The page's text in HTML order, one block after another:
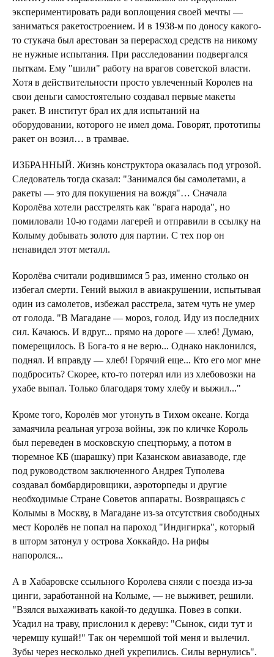
экспериментировать ради воплощения своей мечты —
заниматься ракетостроением. И в 1938-м по доносу какого-
то стукача был арестован за перерасход средств на никому
не нужные испытания. При расследовании подвергался
пыткам. Ему "шили" работу на врагов советской власти.
Хотя в действительности просто увлеченный Королев на
свои деньги самостоятельно создавал первые макеты
ракет. В институт брал их для испытаний на
оборудовании, которого не имел дома. Говорят, прототипы
ракет он возил… в трамвае.
ИЗБРАННЫЙ. Жизнь конструктора оказалась под угрозой.
Следователь тогда сказал: "Занимался бы самолетами, а
ракеты — это для покушения на вождя"… Сначала
Королёва хотели расстрелять как "врага народа", но
помиловали 10-ю годами лагерей и отправили в ссылку на
Колыму добывать золото для партии. С тех пор он
ненавидел этот металл.
Королёва считали родившимся 5 раз, именно столько он
избегал смерти. Гений выжил в авиакрушении, испытывая
один из самолетов, избежал расстрела, затем чуть не умер
от голода. "В Магадане — мороз, голод. Иду из последних
сил. Качаюсь. И вдруг... прямо на дороге — хлеб! Думаю,
померещилось. В Бога-то я не верю... Однако наклонился,
поднял. И вправду — хлеб! Горячий еще... Кто его мог мне
подбросить? Скорее, кто-то потерял или из хлебовозки на
ухабе выпал. Только благодаря тому хлебу и выжил..."
Кроме того, Королёв мог утонуть в Тихом океане. Когда
замаячила реальная угроза войны, зэк по кличке Король
был переведен в московскую спецтюрьму, а потом в
тюремное КБ (шарашку) при Казанском авиазаводе, где
под руководством заключенного Андрея Туполева
создавал бомбардировщики, аэроторпеды и другие
необходимые Стране Советов аппараты. Возвращаясь с
Колымы в Москву, в Магадане из-за отсутствия свободных
мест Королёв не попал на пароход "Индигирка", который
в шторм затонул у острова Хоккайдо. На рифы
напоролся...
А в Хабаровске ссыльного Королева сняли с поезда из-за
цинги, заработанной на Колыме, — не выживет, решили.
"Взялся выхаживать какой-то дедушка. Повез в сопки.
Усадил на траву, прислонил к дереву: "Сынок, сиди тут и
черемшу кушай!" Так он черемшой той меня и вылечил.
Зубы через несколько дней укрепились. Силы вернулись".